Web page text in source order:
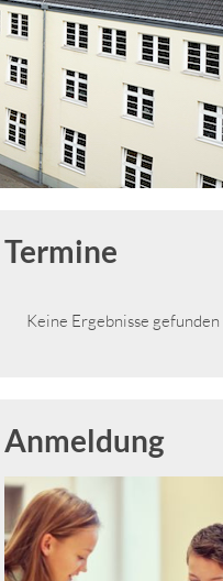
Termine
Keine Ergebnisse gefunden
Anmeldung